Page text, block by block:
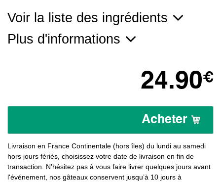
Voir la liste des ingrédients
Plus d'informations
24.90€
Acheter
Livraison en France Continentale (hors îles) du lundi au samedi
hors jours fériés, choisissez votre date de livraison en fin de
transaction. N'hésitez pas à vous faire livrer quelques jours avant
l'événement, nos gâteaux conservent jusqu’à 10 jours à